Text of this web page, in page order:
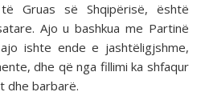
Gruas së Shqipërisë, është
Ajo u bashkua me Partinë
ishte ende e jashtëligjshme,
dhe që nga fillimi ka shfaqur
dhe barbarë.